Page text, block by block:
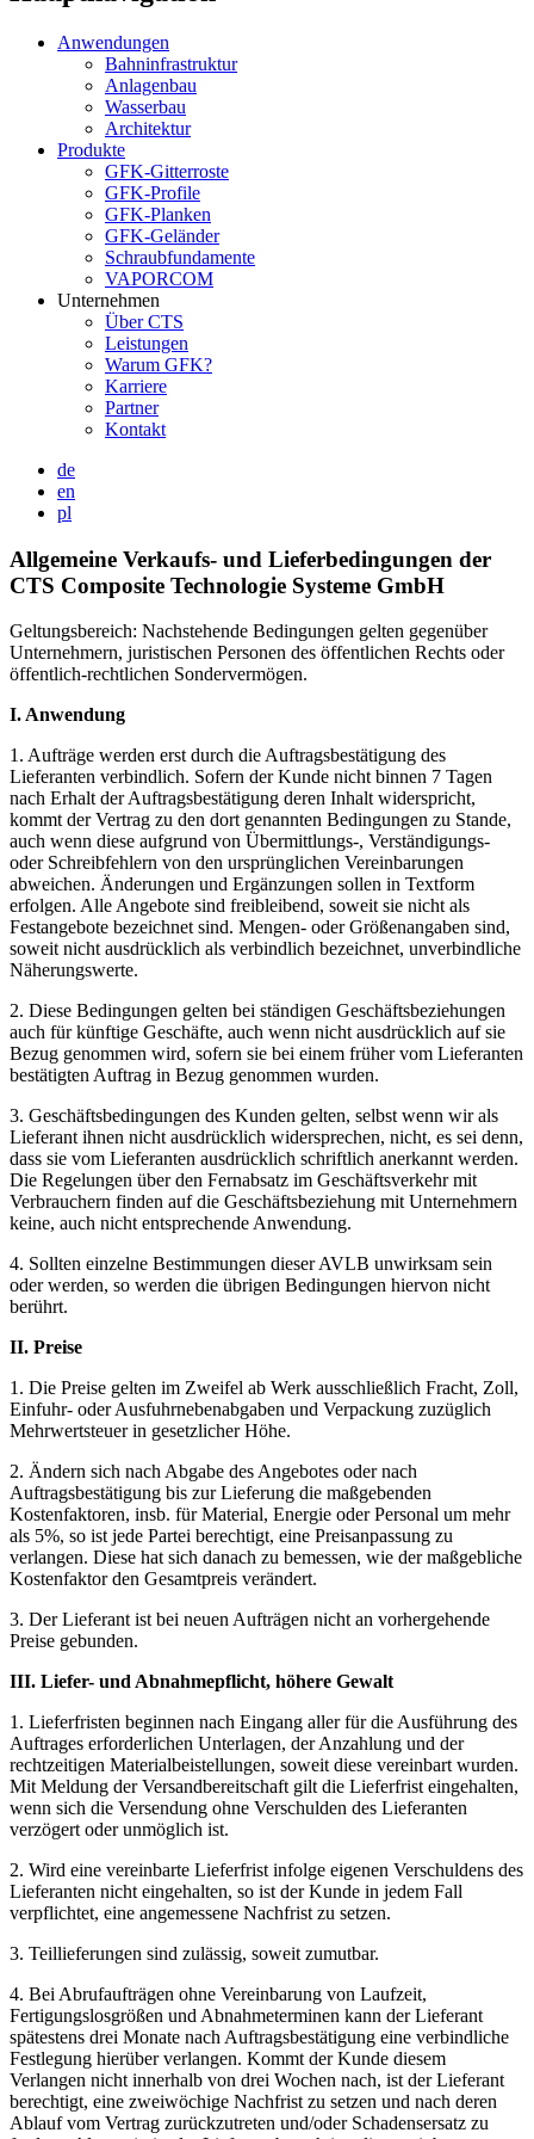
Anwendungen
Bahninfrastruktur
Anlagenbau
Wasserbau
Architektur
Produkte
GFK-Gitterroste
GFK-Profile
GFK-Planken
GFK-Geländer
Schraubfundamente
VAPORCOM
Unternehmen
Über CTS
Leistungen
Warum GFK?
Karriere
Partner
Kontakt
de
en
pl
Allgemeine Verkaufs- und Lieferbedingungen der
CTS Composite Technologie Systeme GmbH
Geltungsbereich: Nachstehende Bedingungen gelten gegenüber
Unternehmern, juristischen Personen des öffentlichen Rechts oder
öffentlich-rechtlichen Sondervermögen.
I. Anwendung
1. Aufträge werden erst durch die Auftragsbestätigung des
Lieferanten verbindlich. Sofern der Kunde nicht binnen 7 Tagen
nach Erhalt der Auftragsbestätigung deren Inhalt widerspricht,
kommt der Vertrag zu den dort genannten Bedingungen zu Stande,
auch wenn diese aufgrund von Übermittlungs-, Verständigungs-
oder Schreibfehlern von den ursprünglichen Vereinbarungen
abweichen. Änderungen und Ergänzungen sollen in Textform
erfolgen. Alle Angebote sind freibleibend, soweit sie nicht als
Festangebote bezeichnet sind. Mengen- oder Größenangaben sind,
soweit nicht ausdrücklich als verbindlich bezeichnet, unverbindliche
Näherungswerte.
2. Diese Bedingungen gelten bei ständigen Geschäftsbeziehungen
auch für künftige Geschäfte, auch wenn nicht ausdrücklich auf sie
Bezug genommen wird, sofern sie bei einem früher vom Lieferanten
bestätigten Auftrag in Bezug genommen wurden.
3. Geschäftsbedingungen des Kunden gelten, selbst wenn wir als
Lieferant ihnen nicht ausdrücklich widersprechen, nicht, es sei denn,
dass sie vom Lieferanten ausdrücklich schriftlich anerkannt werden.
Die Regelungen über den Fernabsatz im Geschäftsverkehr mit
Verbrauchern finden auf die Geschäftsbeziehung mit Unternehmern
keine, auch nicht entsprechende Anwendung.
4. Sollten einzelne Bestimmungen dieser AVLB unwirksam sein
oder werden, so werden die übrigen Bedingungen hiervon nicht
berührt.
II. Preise
1. Die Preise gelten im Zweifel ab Werk ausschließlich Fracht, Zoll,
Einfuhr- oder Ausfuhrnebenabgaben und Verpackung zuzüglich
Mehrwertsteuer in gesetzlicher Höhe.
2. Ändern sich nach Abgabe des Angebotes oder nach
Auftragsbestätigung bis zur Lieferung die maßgebenden
Kostenfaktoren, insb. für Material, Energie oder Personal um mehr
als 5%, so ist jede Partei berechtigt, eine Preisanpassung zu
verlangen. Diese hat sich danach zu bemessen, wie der maßgebliche
Kostenfaktor den Gesamtpreis verändert.
3. Der Lieferant ist bei neuen Aufträgen nicht an vorhergehende
Preise gebunden.
III. Liefer- und Abnahmepflicht, höhere Gewalt
1. Lieferfristen beginnen nach Eingang aller für die Ausführung des
Auftrages erforderlichen Unterlagen, der Anzahlung und der
rechtzeitigen Materialbeistellungen, soweit diese vereinbart wurden.
Mit Meldung der Versandbereitschaft gilt die Lieferfrist eingehalten,
wenn sich die Versendung ohne Verschulden des Lieferanten
verzögert oder unmöglich ist.
2. Wird eine vereinbarte Lieferfrist infolge eigenen Verschuldens des
Lieferanten nicht eingehalten, so ist der Kunde in jedem Fall
verpflichtet, eine angemessene Nachfrist zu setzen.
3. Teillieferungen sind zulässig, soweit zumutbar.
4. Bei Abrufaufträgen ohne Vereinbarung von Laufzeit,
Fertigungslosgrößen und Abnahmeterminen kann der Lieferant
spätestens drei Monate nach Auftragsbestätigung eine verbindliche
Festlegung hierüber verlangen. Kommt der Kunde diesem
Verlangen nicht innerhalb von drei Wochen nach, ist der Lieferant
berechtigt, eine zweiwöchige Nachfrist zu setzen und nach deren
Ablauf vom Vertrag zurückzutreten und/oder Schadensersatz zu